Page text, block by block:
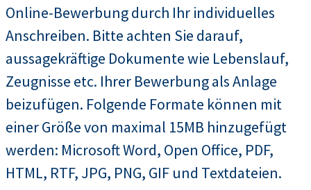
Online-Bewerbung durch Ihr individuelles
Anschreiben. Bitte achten Sie darauf,
aussagekräftige Dokumente wie Lebenslauf,
Zeugnisse etc. Ihrer Bewerbung als Anlage
beizufügen. Folgende Formate können mit
einer Größe von maximal 15MB hinzugefügt
werden: Microsoft Word, Open Office, PDF,
HTML, RTF, JPG, PNG, GIF und Textdateien.